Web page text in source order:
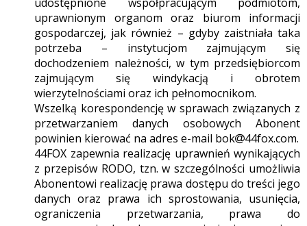
uprawnionym organom oraz biurom informacji
gospodarczej, jak również – gdyby zaistniała taka
potrzeba – instytucjom zajmującym się
dochodzeniem należności, w tym przedsiębiorcom
zajmującym się windykacją i obrotem
wierzytelnościami oraz ich pełnomocnikom.
Wszelką korespondencję w sprawach związanych z
przetwarzaniem danych osobowych Abonent
powinien kierować na adres e-mail bok
44fox.com.
44FOX zapewnia realizację uprawnień wynikających
z przepisów RODO, tzn. w szczególności umożliwia
Abonentowi realizację prawa dostępu do treści jego
danych oraz prawa ich sprostowania, usunięcia,
ograniczenia przetwarzania, prawa do